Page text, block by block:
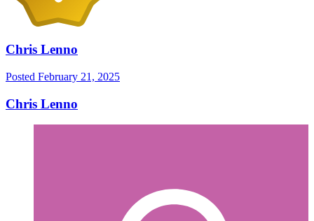
Chris Lenno
Posted February 21, 2025
Chris Lenno